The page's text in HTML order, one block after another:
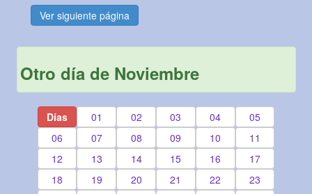
Ver siguiente página
Otro día de Noviembre
Días 01 02 03 04
05
06
07 08 09 10
11
12
13 14 15 16
17
18
19 20 21 22
23